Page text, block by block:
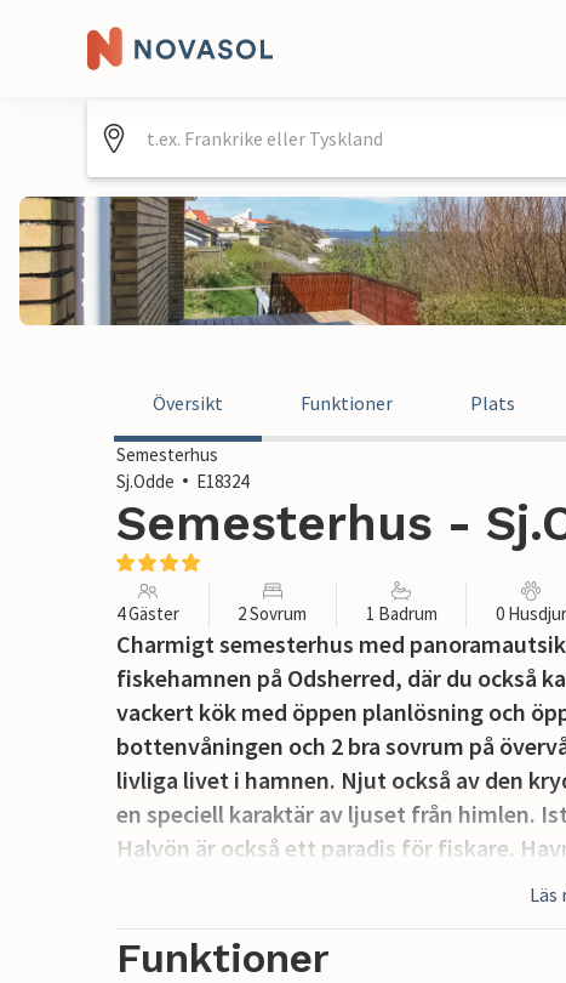
Översikt Funktioner Plats
Semesterhus
Sj.Odde
E18324
Semesterhus -
4 Gäster 2 Sovrum 1 Badrum 0 Husdjur
Charmigt semesterhus med
fiskehamnen på Odsherred, där du också
vackert kök med öppen planlösning och
bottenvåningen och 2 bra sovrum på
livliga livet i hamnen. Njut också av den
en speciell karaktär av ljuset från himlen.
Halvön är också ett paradis för fiskare.
riktiga fiskehamn med kuttrar och rökeri.
arméns artilleriskola där. Besök
Läs
Funktioner